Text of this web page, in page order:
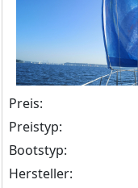
Preis:
Preistyp:
Bootstyp:
Hersteller: